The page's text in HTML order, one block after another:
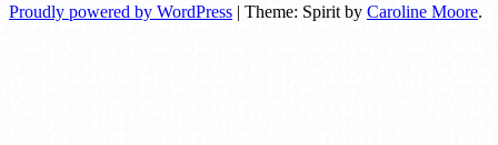
Proudly powered by WordPress | Theme: Spirit by Caroline Moore.